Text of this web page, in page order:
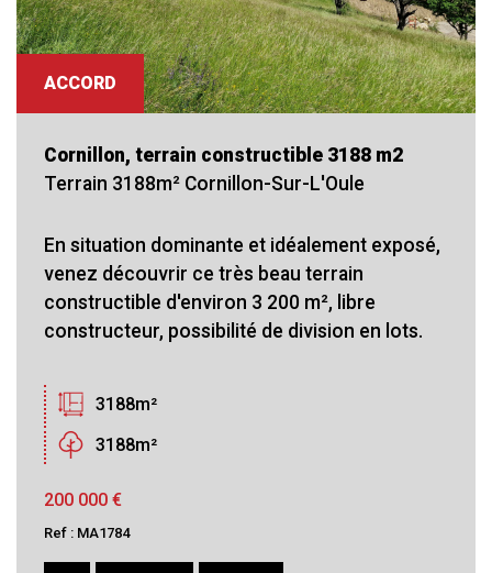
ACCORD
Cornillon, terrain constructible 3188 m2
Terrain 3188m² Cornillon-Sur-L'Oule
En situation dominante et idéalement exposé,
venez découvrir ce très beau terrain
constructible d'environ 3 200 m², libre
constructeur, possibilité de division en lots.
3188m²
3188m²
200 000 €
Ref : MA1784